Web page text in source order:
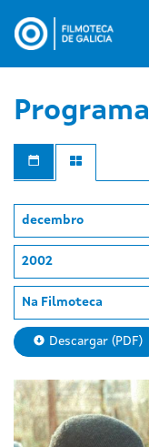
contido
decembro
2002
Na Filmoteca
Descargar (PDF)